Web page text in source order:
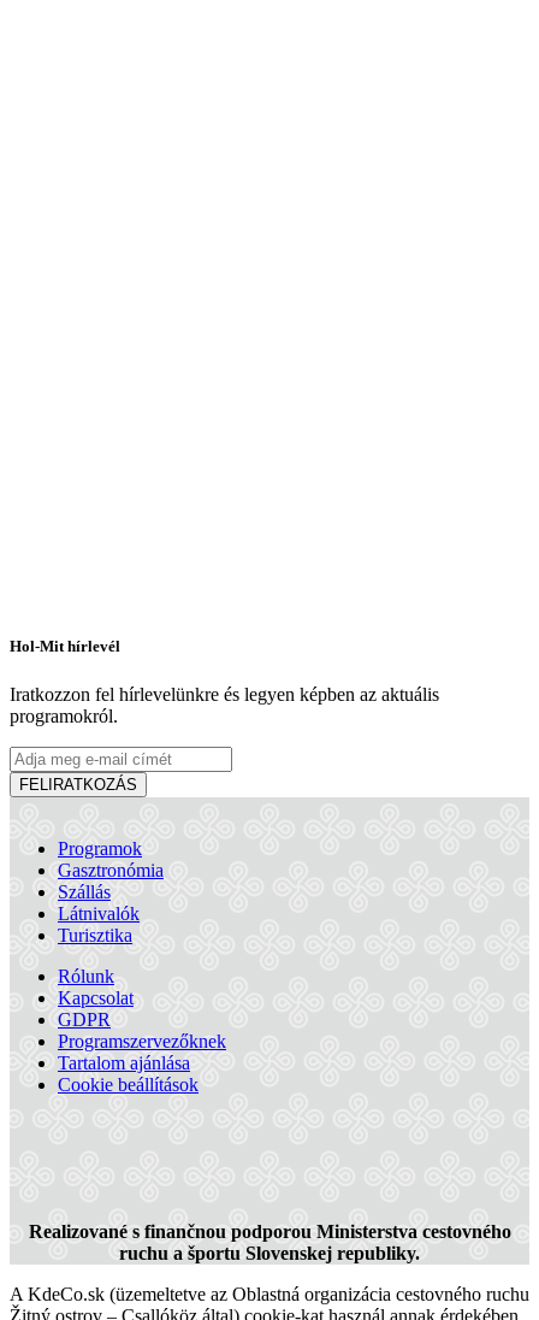
New York Coffee & Restaurant
Dunaszerdahely
Cukrászda és kávézó
Hol-Mit hírlevél
Iratkozzon fel hírlevelünkre és legyen képben az aktuális
programokról.
FELIRATKOZÁS
Programok
Gasztronómia
Szállás
Látnivalók
Turisztika
Rólunk
Kapcsolat
GDPR
Programszervezőknek
Tartalom ajánlása
Cookie beállítások
Realizované s finančnou podporou Ministerstva cestovného
ruchu a športu Slovenskej republiky.
A KdeCo.sk (üzemeltetve az Oblastná organizácia cestovného ruchu
Žitný ostrov – Csallóköz által) cookie-kat használ annak érdekében,